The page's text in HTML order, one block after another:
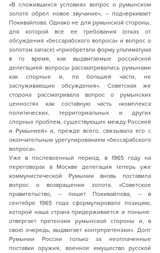
«В сложившихся условиях вопрос о румынском
золоте обрел новое звучание», – подчеркивает
Покивайлова. Однако не для румынской стороны,
для которой все ее требования (отказ от
обсуждения «бессарабского вопроса» и вопрос о
золотом запасе) «приобретали форму ультиматума
в то время, как выдвигаемые российской
делегацией вопросы рассматривались румынами
как спорные и, по большей части, не
заслуживающие обсуждения». Советская же
сторона рассматривала вопрос о румынских
ценностях как составную часть «комплекса
политических, территориальных и других
спорных проблем, существующих между Россией
и Румынией» и, прежде всего, связывала его с
окончательным урегулированием «бессарабского
вопроса».
Уже в послевоенный период, в 1965 году на
переговорах в Москве делегация теперь уже
коммунистической Румынии вновь поставила
вопрос о возвращении золота. «Советское
правительство, – пишет Покивайлова, – в
сентябре 1965 года сформулировало позицию,
которой наша страна придерживается и поныне:
отвергает претензии румынской стороны и, в
свою очередь, выдвигает контрпретензии». Долг
Румынии России только за неоплаченные
поставки оружия, военное имущество русской